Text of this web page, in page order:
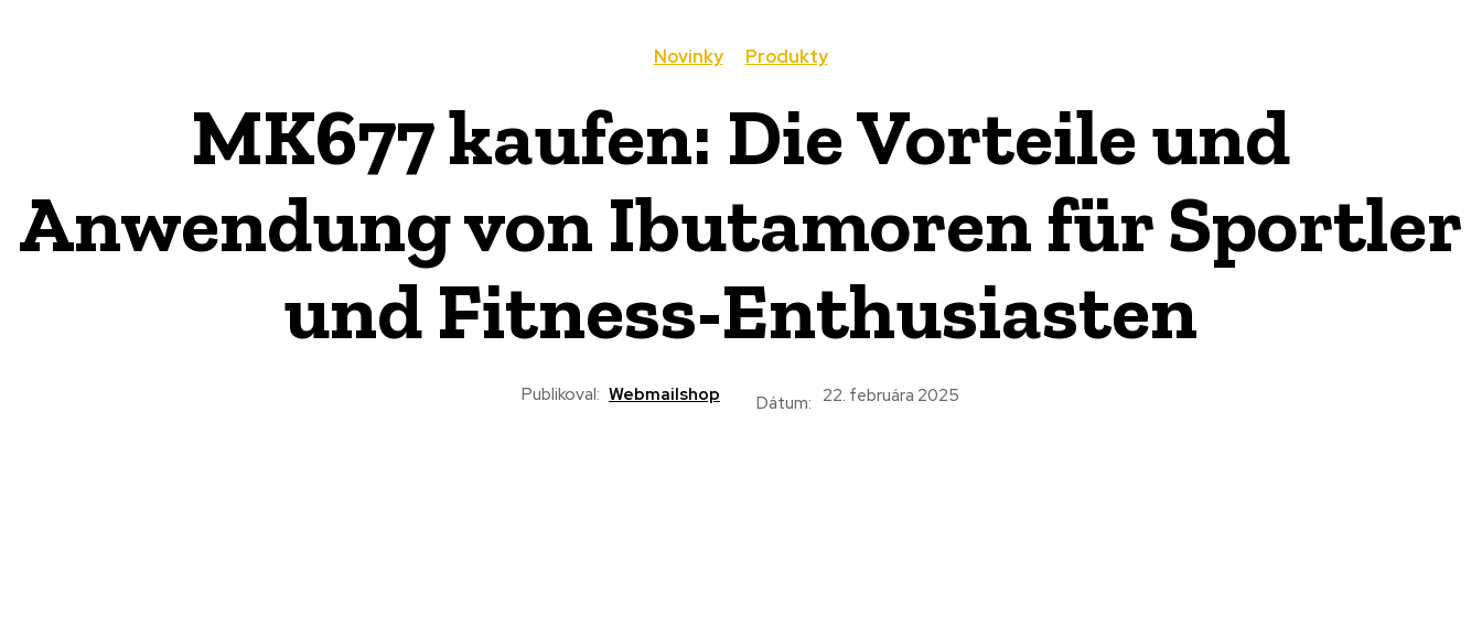
Novinky Produkty
MK677 kaufen: Die Vorteile und
Anwendung von Ibutamoren für Sportler
und Fitness-Enthusiasten
Publikoval: Webmailshop Dátum: 22. februára 2025